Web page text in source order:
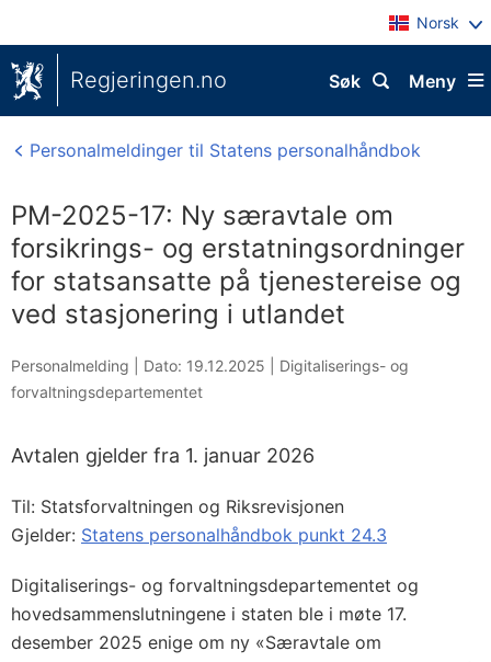
Norsk
Regjeringen.no Meny
Søk
Personalmeldinger til Statens personalhåndbok
PM-2025-17: Ny særavtale om
forsikrings- og erstatningsordninger
for statsansatte på tjenestereise og
ved stasjonering i utlandet
Personalmelding | Dato: 19.12.2025
Digitaliserings- og
forvaltningsdepartementet
Avtalen gjelder fra 1. januar 2026
Til: Statsforvaltningen og Riksrevisjonen
Gjelder: Statens personalhåndbok punkt 24.3
Digitaliserings- og forvaltningsdepartementet og
hovedsammenslutningene i staten ble i møte 17.
desember 2025 enige om ny «Særavtale om